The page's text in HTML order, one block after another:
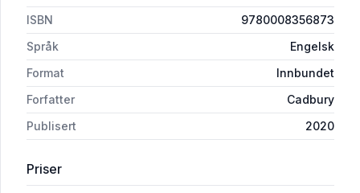
ISBN
9780008356873
Språk
Engelsk
Format
Innbundet
Forfatter
Cadbury
Publisert
2020
Priser